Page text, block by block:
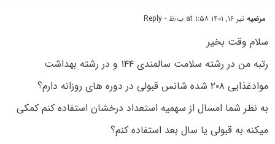
مرضیهتیر ۱۶, ۱۴۰۱ at ۱:۵۸ ب٫ظ - Reply
سلام وقت بخیر
رتبه من در رشته سلامت سالمندی ۱۴۴ و در رشته بهداشت
موادغذایی ۲۰۸ شده شانس قبولی در دوره های روزانه دارم؟
به نظر شما امسال از سهمیه استعداد درخشان استفاده کنم کمکی
میکنه به قبولی یا سال بعد استفاده کنم؟